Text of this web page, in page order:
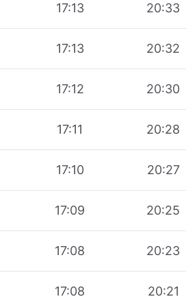
17:13 20:33
17:13 20:32
17:12 20:30
17:11 20:28
17:10 20:27
17:09 20:25
17:08 20:23
17:08 20:21